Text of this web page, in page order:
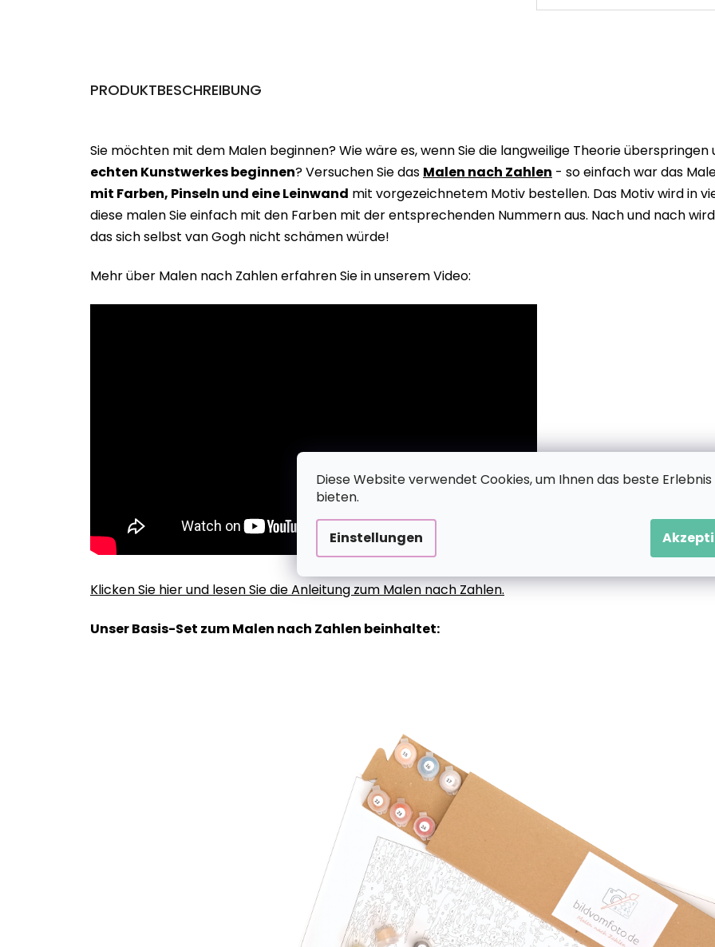
Diese Website verwendet Cookies, um Ihnen das beste Erlebnis
bieten.
Einstellungen
PRODUKTBESCHREIBUNG
Sie möchten mit dem Malen beginnen? Wie wäre es, wenn Sie die langweilige Theorie überspringen
echten Kunstwerkes beginnen? Versuchen Sie das Malen nach Zahlen - so einfach war das
mit Farben, Pinseln und eine Leinwand mit vorgezeichnetem Motiv bestellen. Das Motiv wird in
diese malen Sie einfach mit den Farben mit der entsprechenden Nummern aus. Nach und nach
das sich selbst van Gogh nicht schämen würde!
Mehr über Malen nach Zahlen erfahren Sie in unserem Video:
Klicken Sie hier und lesen Sie die Anleitung zum Malen nach Zahlen.
Unser Basis-Set zum Malen nach Zahlen beinhaltet: